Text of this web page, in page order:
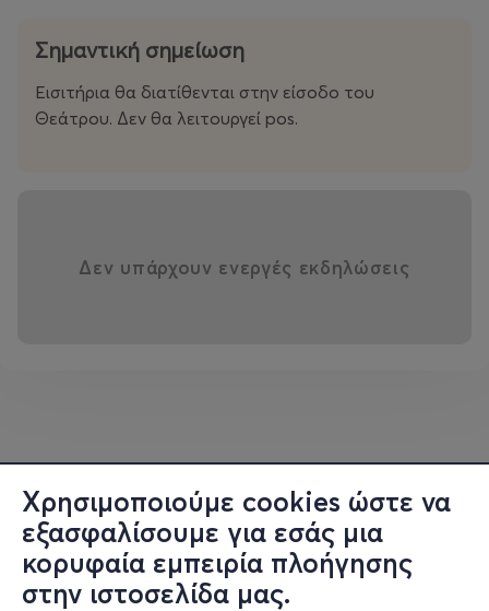
Χρησιμοποιούμε cookies ώστε να
εξασφαλίσουμε για εσάς μια
κορυφαία εμπειρία πλοήγησης
στην ιστοσελίδα μας.
Σημαντική σημείωση
Εισιτήρια θα διατίθενται στην είσοδο του
Θεάτρου. Δεν θα λειτουργεί pos.
Δεν υπάρχουν ενεργές εκδηλώσεις